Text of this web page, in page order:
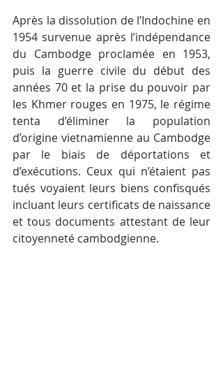
Après la dissolution de l’Indochine en
1954 survenue après l’indépendance
du Cambodge proclamée en 1953,
puis la guerre civile du début des
années 70 et la prise du pouvoir par
les Khmer rouges en 1975, le régime
tenta d’éliminer la population
d’origine vietnamienne au Cambodge
par le biais de déportations et
d’exécutions. Ceux qui n’étaient pas
tués voyaient leurs biens confisqués
incluant leurs certificats de naissance
et tous documents attestant de leur
citoyenneté cambodgienne.